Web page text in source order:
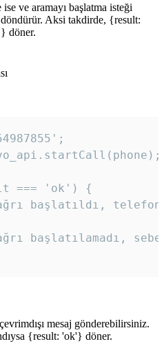
ve aramayı başlatma isteği
Aksi takdirde, {result:
döner.
=== 'ok') {
başlatıldı,
başlatılamadı,
mesaj gönderebilirsiniz.
{result: 'ok'} döner.